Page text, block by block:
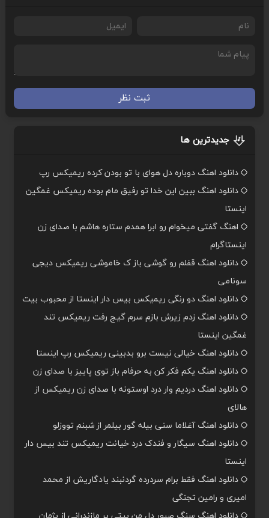
ثبت نظر
جدیدترین ها
دانلود اهنگ دوباره دل هوای با تو بودن کرده ریمیکس رپ
دانلود اهنگ ببین این خدا تو رفیق مام بوده ریمیکس غمگین
اینستا
اهنگ گفتی میخوام رو ابرا همدم ستاره هاشم با صدای زن
اینستاگرام
دانلود اهنگ قفلم رو گوشی باز ک خاموشی ریمیکس دیجی
سونامی
دانلود اهنگ دو رنگی ریمیکس بیس دار اینستا از محبوب بیت
دانلود اهنگ زدم زیرش بازم سرم گیج رفت ریمیکس تند
غمگین اینستا
دانلود اهنگ خیالی نیست برو بدبینی ریمیکس رپ اینستا
دانلود اهنگ یکم فکر کن به حرفام باز توی پاییز با صدای زن
دانلود اهنگ دردیم وار درد اوستونه با صدای زن ریمیکس از
هالای
دانلود اهنگ آغلاما سنی بیله گور بیلمر از شبنم تووزلو
دانلود اهنگ سیگار و فندک درد خیانت ریمیکس تند بیس دار
اینستا
دانلود اهنگ فقط برام سردرده گردنبند یادگاریش از محمد
امیری و رامین تجنگی
دانلود اهنگ سنگ صبور دل من بیتی پر مازندرانی از پژمان